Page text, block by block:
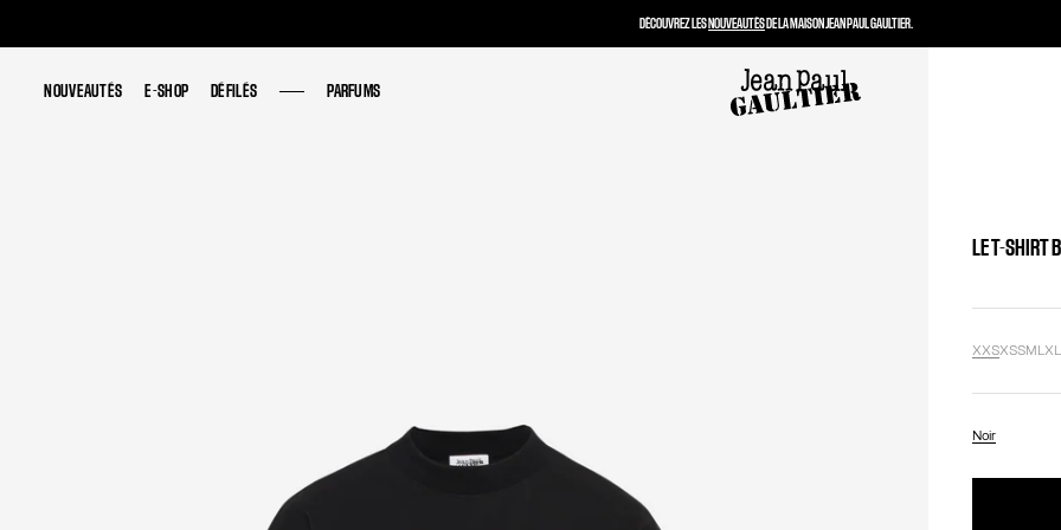
NOUVEAUTÉS E-SHOP DÉFILÉS PARFUMS
NOUVEAUTÉS E-SHOP DÉFILÉS PARFUMS
LE T-SHIRT
XXSXSSMLXL
Noir
DÉCOUVREZ LESNOUVEAUTÉSDE LA MAISON JEAN PAUL GAULTIER.